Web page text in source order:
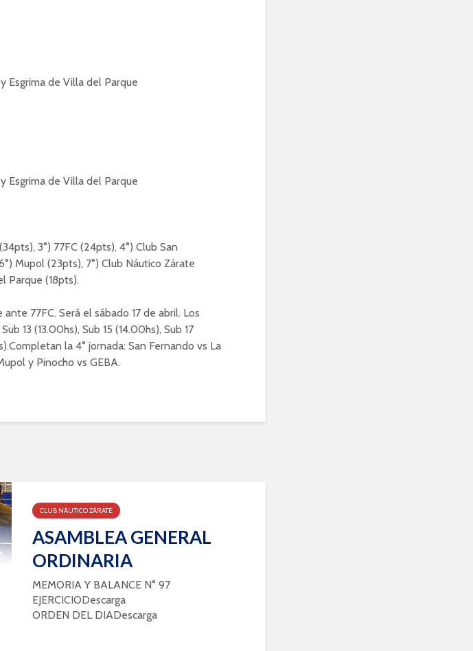
Esgrima de Villa del Parque
Esgrima de Villa del Parque
3°) 77FC (24pts), 4°) Club San
Mupol (23pts), 7°) Club Náutico Zárate
Parque (18pts).
77FC. Será el sábado 17 de abril. Los
13 (13.00hs), Sub 15 (14.00hs), Sub 17
la 4° jornada: San Fernando vs La
y Pinocho vs GEBA.
CLUB NÁUTICO ZÁRATE
ASAMBLEA GENERAL
ORDINARIA
MEMORIA Y BALANCE N° 97
EJERCICIODescarga
ORDEN DEL DIADescarga